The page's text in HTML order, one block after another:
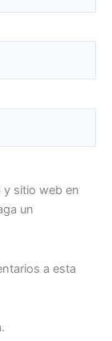
y sitio web en
un
a esta